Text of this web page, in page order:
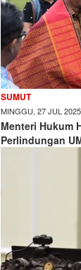
SUMUT
MINGGU, 27 JUL 2025
Menteri Hukum
Perlindungan